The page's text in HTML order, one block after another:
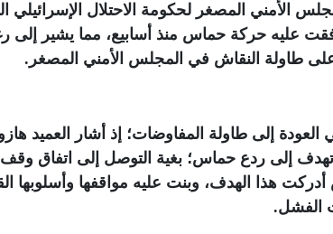
الأمني المصغر لحكومة الاحتلال الإسرائيلي
عليه حركة حماس منذ أسابيع، مما يشير إلى
طاولة النقاش في المجلس الأمني المصغر .
إلى طاولة المفاوضات؛ إذ أشار العميد
إلى ردع حماس؛ بغية التوصل إلى اتفاق وقف
هذا الهدف، وبنت عليه مواقفها وأسلوبها
الفشل.